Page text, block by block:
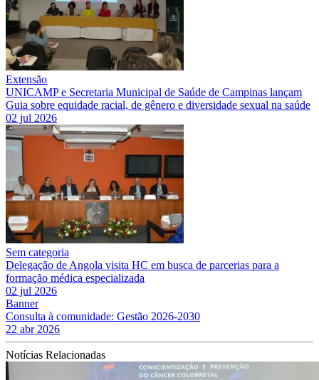
Extensão
UNICAMP e Secretaria Municipal de Saúde de Campinas lançam
Guia sobre equidade racial, de gênero e diversidade sexual na saúde
02 jul 2026
Sem categoria
Delegação de Angola visita HC em busca de parcerias para a
formação médica especializada
02 jul 2026
Banner
Consulta à comunidade: Gestão 2026-2030
22 abr 2026
Notícias Relacionadas